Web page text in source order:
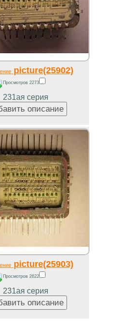
picture(25902)
Просмотров 2273
231ая серия
picture(25903)
Просмотров 2622
231ая серия